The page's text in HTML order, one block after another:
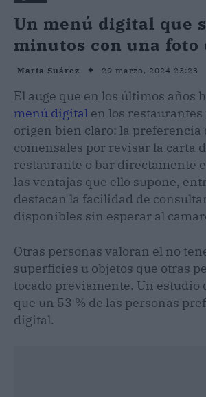
Un menú digital que
minutos con una foto
Marta Suárez 29 marzo, 2024 23:23
El auge que en los últimos años
menú digital en los
origen bien claro: la preferencia
comensales por revisar la carta
restaurante o bar directamente
las ventajas que ello supone,
destacan la facilidad de
disponibles sin esperar al
Otras personas valoran el no
superficies u objetos que otras
tocado previamente. Un estudio
que un 53 % de las personas
digital.